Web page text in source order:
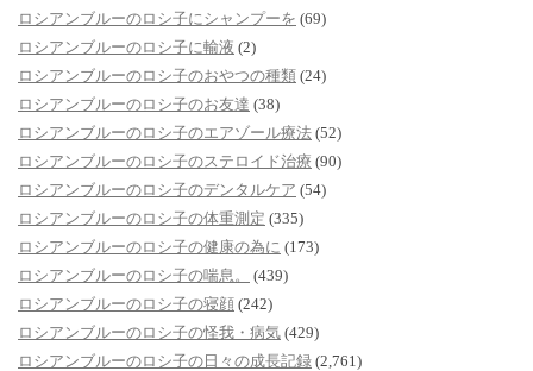
ロシアンブルーのロシ子にシャンプーを (69)
ロシアンブルーのロシ子に輸液 (2)
ロシアンブルーのロシ子のおやつの種類 (24)
ロシアンブルーのロシ子のお友達 (38)
ロシアンブルーのロシ子のエアゾール療法 (52)
ロシアンブルーのロシ子のステロイド治療 (90)
ロシアンブルーのロシ子のデンタルケア (54)
ロシアンブルーのロシ子の体重測定 (335)
ロシアンブルーのロシ子の健康の為に (173)
ロシアンブルーのロシ子の喘息。
(439)
ロシアンブルーのロシ子の寝顔 (242)
ロシアンブルーのロシ子の怪我・病気 (429)
ロシアンブルーのロシ子の日々の成長記録 (2,761)